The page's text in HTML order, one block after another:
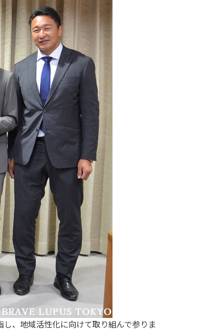
、地域活性化に向けて取り組んで参りま